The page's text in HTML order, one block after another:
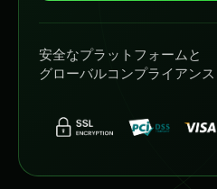
安全なプラットフォームと
グローバルコンプライアンス